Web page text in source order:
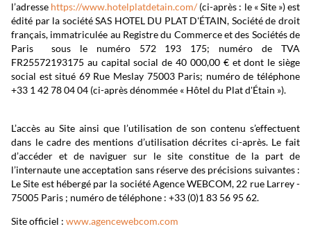
l’adresse https://www.hotelplatdetain.com/ (ci-après : le « Site ») est
édité par la société SAS HOTEL DU PLAT D'ÉTAIN, Société de droit
français, immatriculée au Registre du Commerce et des Sociétés de
Paris sous le numéro 572 193 175; numéro de TVA
FR25572193175 au capital social de 40 000,00 € et dont le siège
social est situé 69 Rue Meslay 75003 Paris; numéro de téléphone
+33 1 42 78 04 04 (ci-après dénommée « Hôtel du Plat d'Étain »).
L’accès au Site ainsi que l’utilisation de son contenu s’effectuent
dans le cadre des mentions d’utilisation décrites ci-après. Le fait
d’accéder et de naviguer sur le site constitue de la part de
l’internaute une acceptation sans réserve des précisions suivantes :
Le Site est hébergé par la société Agence WEBCOM, 22 rue Larrey -
75005 Paris ; numéro de téléphone : +33 (0)1 83 56 95 62.
Site officiel : www.agencewebcom.com